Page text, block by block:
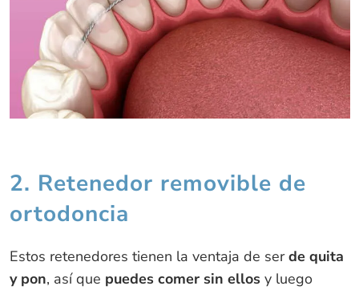
2. Retenedor removible de
ortodoncia
Estos retenedores tienen la ventaja de serde quita
y pon, así que puedes comer sin ellosy luego